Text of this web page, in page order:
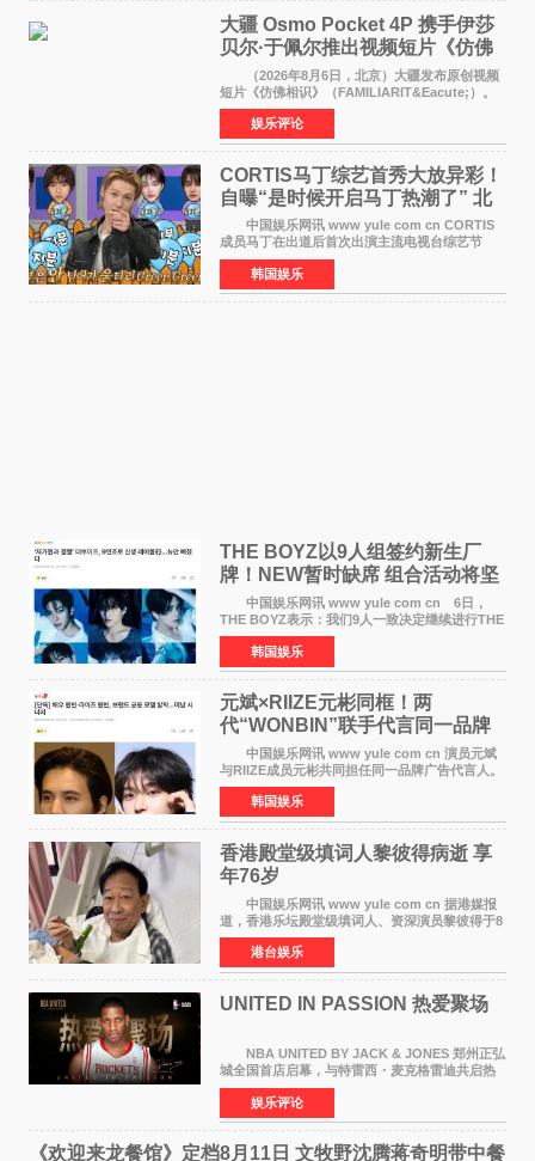
大疆 Osmo Pocket 4P 携手伊莎
贝尔·于佩尔推出视频短片《仿佛
相识》
（2026年8月6日，北京）大疆发布原创视频
短片《仿佛相识》（FAMILIARIT&Eacute;）。
视频短片由戛纳国际电影节最佳女演员伊莎贝尔·
于佩尔（Isabelle Huppert）主演，全程使用大
疆首款双主摄口
娱乐评论
CORTIS马丁综艺首秀大放异彩！
自曝“是时候开启马丁热潮了” 北
美巡演火热进行中
中国娱乐网讯 www yule com cn CORTIS
成员马丁在出道后首次出演主流电视台综艺节
目，展现了多才多艺的魅力。 马丁出演了5日
播出的MBC《Radio Star》Fashion与Passion
之间，I&lsquo;m
韩国娱乐
THE BOYZ以9人组签约新生厂
牌！NEW暂时缺席 组合活动将坚
定不移继续
中国娱乐网讯 www yule com cn 6日，
THE BOYZ表示：我们9人一致决定继续进行THE
BOYZ组合活动，并且已经完成了组合团体活动
签约。目前正在新生厂牌下进行活动准备。尚未
离开THE BOYZ原所
韩国娱乐
元斌×RIIZE元彬同框！两
代“WONBIN”联手代言同一品牌
颜值天花板合体
中国娱乐网讯 www yule com cn 演员元斌
与RIIZE成员元彬共同担任同一品牌广告代言人。
6日据独家报道，继演员元斌之后，RIIZE元彬最
近也被选为某在线中介平台A公司的共同广告代言
人，两人将作
韩国娱乐
香港殿堂级填词人黎彼得病逝 享
年76岁​
中国娱乐网讯 www yule com cn 据港媒报
道，香港乐坛殿堂级填词人、资深演员黎彼得于8
月5日上午因病离世，终年76岁。好友钟志光透
露，黎彼得今年3月中风后便卧床休养，身体机能
持续衰退，最
港台娱乐
UNITED IN PASSION 热爱聚场
NBA UNITED BY JACK & JONES 郑州正弘
城全国首店启幕，与特雷西・麦克格雷迪共启热
爱 2026 年7 月21 日，
NBAUNITEDBYJACK&JONES 全国首店，于郑
州正弘城正式启幕。NBA 传奇球星
娱乐评论
《欢迎来龙餐馆》定档8月11日 文牧野沈腾蒋奇明带中餐